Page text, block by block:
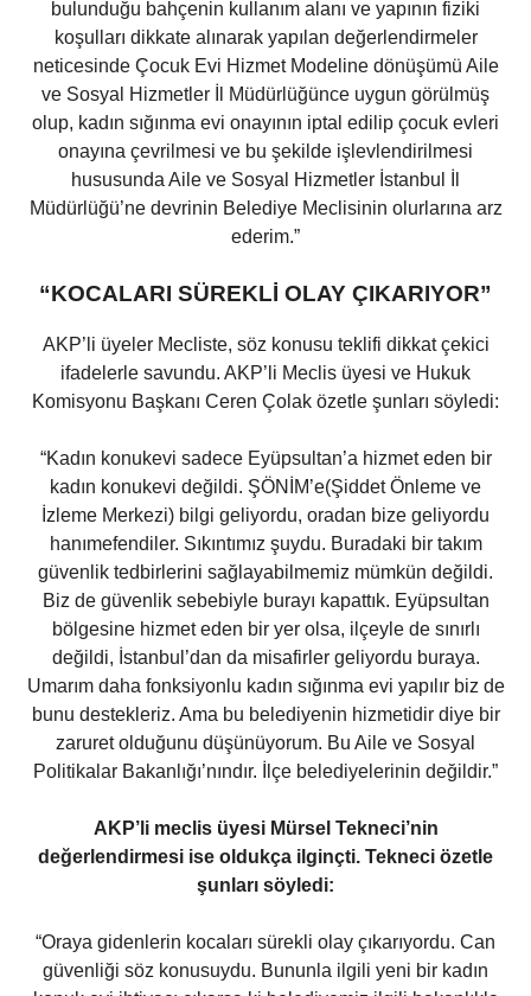
bulunduğu bahçenin kullanım alanı ve yapının fiziki
koşulları dikkate alınarak yapılan değerlendirmeler
neticesinde Çocuk Evi Hizmet Modeline dönüşümü Aile
ve Sosyal Hizmetler İl Müdürlüğünce uygun görülmüş
olup, kadın sığınma evi onayının iptal edilip çocuk evleri
onayına çevrilmesi ve bu şekilde işlevlendirilmesi
hususunda Aile ve Sosyal Hizmetler İstanbul İl
Müdürlüğü’ne devrinin Belediye Meclisinin olurlarına arz
ederim.”
“KOCALARI SÜREKLİ OLAY ÇIKARIYOR”
AKP’li üyeler Mecliste, söz konusu teklifi dikkat çekici
ifadelerle savundu. AKP’li Meclis üyesi ve Hukuk
Komisyonu Başkanı Ceren Çolak özetle şunları söyledi:
“Kadın konukevi sadece Eyüpsultan’a hizmet eden bir
kadın konukevi değildi. ŞÖNİM’e(Şiddet Önleme ve
İzleme Merkezi) bilgi geliyordu, oradan bize geliyordu
hanımefendiler. Sıkıntımız şuydu. Buradaki bir takım
güvenlik tedbirlerini sağlayabilmemiz mümkün değildi.
Biz de güvenlik sebebiyle burayı kapattık. Eyüpsultan
bölgesine hizmet eden bir yer olsa, ilçeyle de sınırlı
değildi, İstanbul’dan da misafirler geliyordu buraya.
Umarım daha fonksiyonlu kadın sığınma evi yapılır biz de
bunu destekleriz. Ama bu belediyenin hizmetidir diye bir
zaruret olduğunu düşünüyorum. Bu Aile ve Sosyal
Politikalar Bakanlığı’nındır. İlçe belediyelerinin değildir.”
AKP’li meclis üyesi Mürsel Tekneci’nin
değerlendirmesi ise oldukça ilginçti. Tekneci özetle
şunları söyledi:
“Oraya gidenlerin kocaları sürekli olay çıkarıyordu. Can
güvenliği söz konusuydu. Bununla ilgili yeni bir kadın